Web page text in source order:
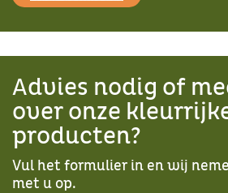
Advies nodig of
over onze
producten?
Vul het formulier in en wij
met u op.